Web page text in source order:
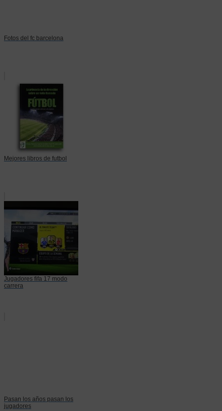
Fotos del fc barcelona
Mejores libros de futbol
Jugadores fifa 17 modo
carrera
Pasan los años pasan los
jugadores